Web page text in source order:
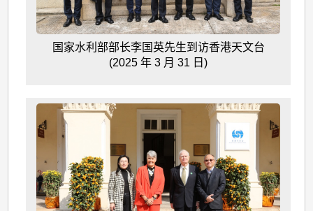
国家水利部部长李国英先生到访香港天文台
(2025 年 3 月 31 日)